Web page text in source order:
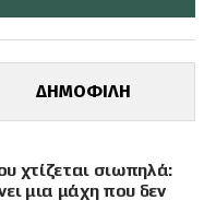
ΔΗΜΟΦΙΛΗ
χτίζεται σιωπηλά:
μια μάχη που δεν